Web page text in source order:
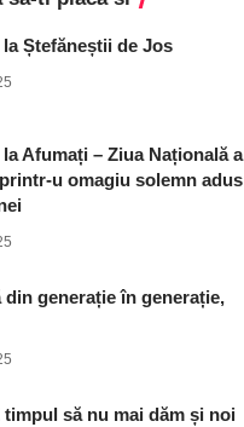
la Ștefăneștii de Jos
Afumați – Ziua Națională a
u omagiu solemn adus
din generație în generație,
timpul să nu mai dăm și noi